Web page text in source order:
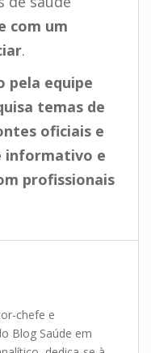
com um
.
pela equipe
temas de
oficiais e
informativo e
profissionais
chefe e
Blog Saúde em